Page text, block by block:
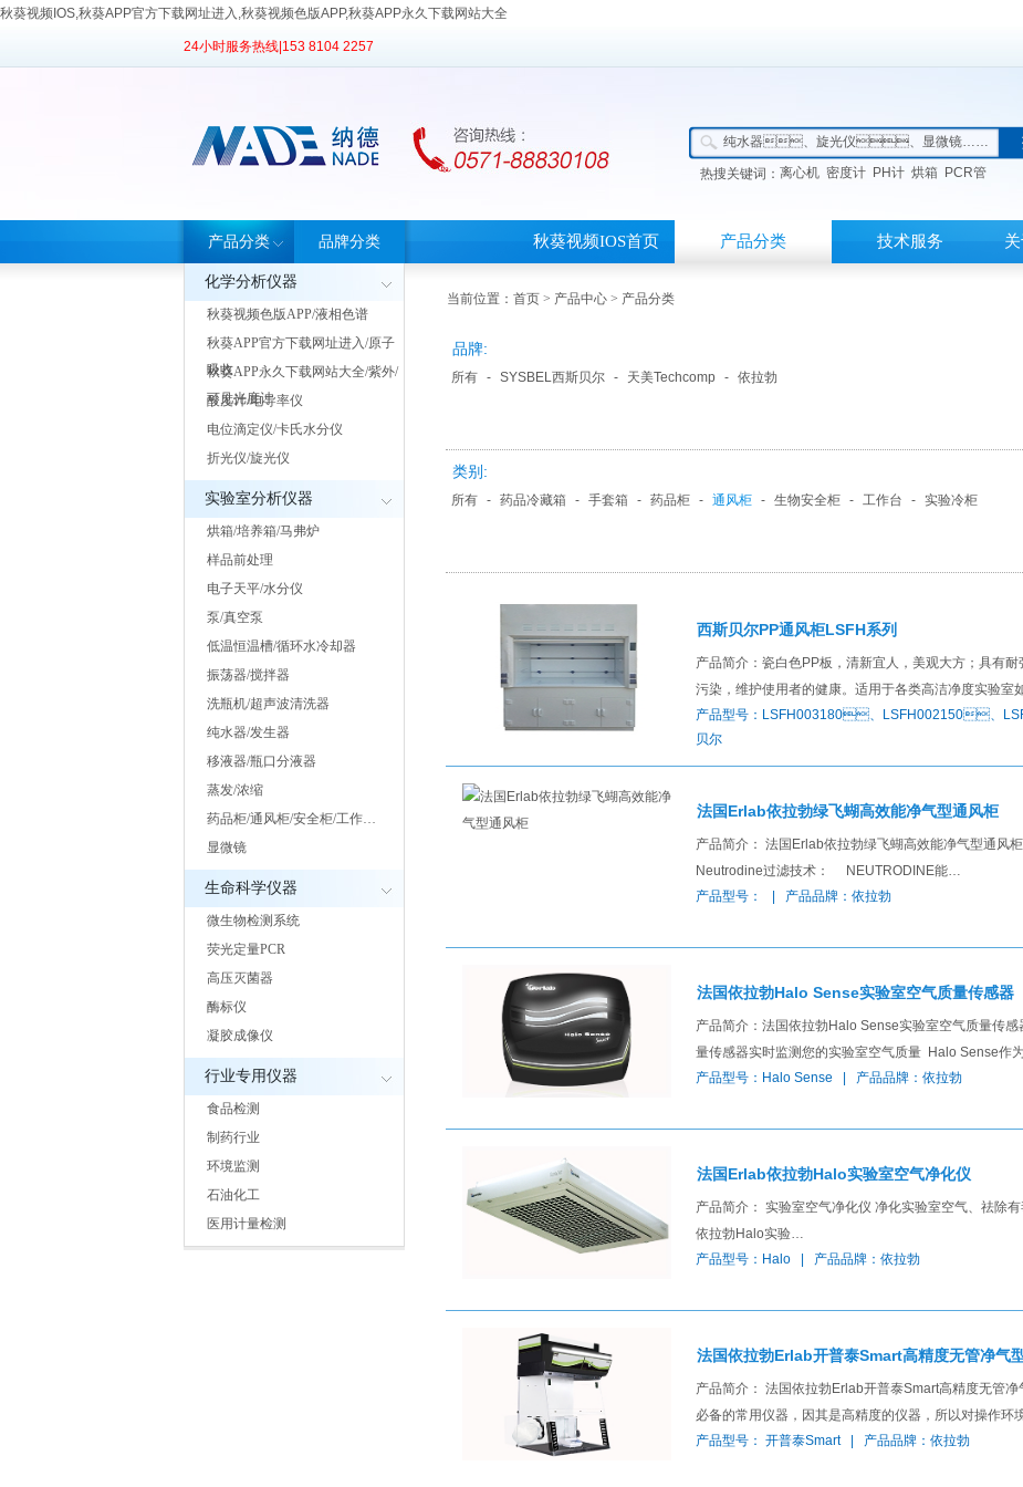
秋葵视频IOS,秋葵APP官方下载网址进入,秋葵视频色版APP,秋葵APP永久下载网站大全
24小时服务热线| 153 8104 2257
热搜关键词： 离心机 密度计 PH计 烘箱 PCR管
产品分类
化学分析仪器
秋葵视频色版APP/液相色谱
秋葵APP官方下载网址进入/原子
吸收
秋葵APP永久下载网站大全/紫外/
可见光度计
酸度计/电导率仪
电位滴定仪/卡氏水分仪
折光仪/旋光仪
实验室分析仪器
烘箱/培养箱/马弗炉
样品前处理
电子天平/水分仪
泵/真空泵
低温恒温槽/循环水冷却器
振荡器/搅拌器
洗瓶机/超声波清洗器
纯水器/发生器
移液器/瓶口分液器
蒸发/浓缩
药品柜/通风柜/安全柜/工作…
显微镜
生命科学仪器
微生物检测系统
荧光定量PCR
高压灭菌器
酶标仪
凝胶成像仪
行业专用仪器
食品检测
制药行业
环境监测
石油化工
医用计量检测
品牌分类 秋葵视频IOS首页 产品分类 技术服务
当前位置： 首页 > 产品中心 > 产品分类
品牌:
所有 - SYSBEL西斯贝尔 - 天美Techcomp - 依拉勃
类别:
所有 - 药品冷藏箱 - 手套箱 - 药品柜 - 通风柜 - 生物安全柜 - 工作台 - 实验冷柜
西斯贝尔PP通风柜LSFH系列
产品简介：瓷白色PP板，清新宜人，美观大方；
污染，维护使用者的健康。适用于各类高洁净度实验室如
产品型号：LSFH003180、LSFH002150、
贝尔
法国Erlab依拉勃绿飞蝴高效能净气型通风柜
产品简介： 法国Erlab依拉勃绿飞蝴高效能净气型通风
Neutrodine过滤技术： NEUTRODINE能…
产品型号： | 产品品牌：依拉勃
法国依拉勃Halo Sense实验室空气质量传感器
产品简介：法国依拉勃Halo Sense实验室空气质量
量传感器实时监测您的实验室空气质量 Halo Sense作
产品型号：Halo Sense | 产品品牌：依拉勃
法国Erlab依拉勃Halo实验室空气净化仪
产品简介： 实验室空气净化仪 净化实验室空气、
依拉勃Halo实验…
产品型号：Halo | 产品品牌：依拉勃
法国依拉勃Erlab开普泰Smart高精度无管净气
产品简介： 法国依拉勃Erlab开普泰Smart高精度无管
必备的常用仪器，因其是高精度的仪器，所以对操作环
产品型号： 开普泰Smart | 产品品牌：依拉勃